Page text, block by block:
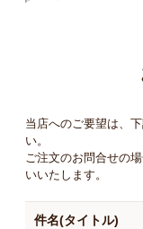
当店へのご要望は、
い。
ご注文のお問合せの
いいたします。
件名(タイトル)